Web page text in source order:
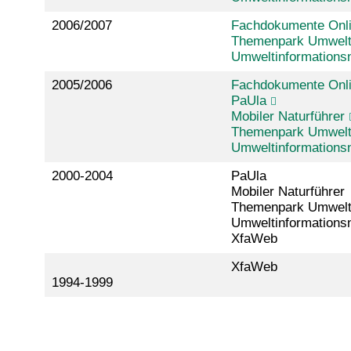
2006/2007
Fachdokumente
Themenpark Umwelt
2005/2006
Fachdokumente
PaUla
Mobiler Naturführer
Themenpark Umwelt
2000-2004
PaUla
Mobiler Naturführer
Themenpark Umwelt
XfaWeb
1994-1999
XfaWeb